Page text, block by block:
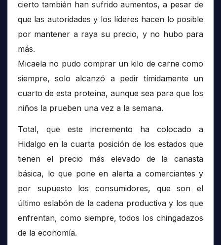
cierto también han sufrido aumentos, a pesar de
que las autoridades y los líderes hacen lo posible
por mantener a raya su precio, y no hubo para
más.
Micaela no pudo comprar un kilo de carne como
siempre, solo alcanzó a pedir tímidamente un
cuarto de esta proteína, aunque sea para que los
niños la prueben una vez a la semana.
Total, que este incremento ha colocado a
Hidalgo en la cuarta posición de los estados que
tienen el precio más elevado de la canasta
básica, lo que pone en alerta a comerciantes y
por supuesto los consumidores, que son el
último eslabón de la cadena productiva y los que
enfrentan, como siempre, todos los chingadazos
de la economía.